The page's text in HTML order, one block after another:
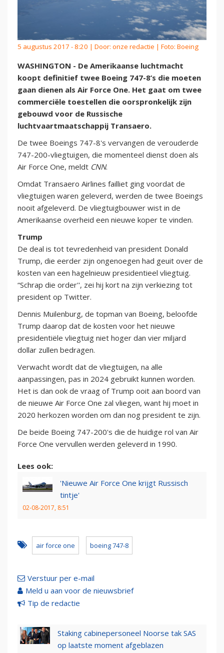
5 augustus 2017 - 8:20 | Door: onze redactie | Foto: Boeing
WASHINGTON - De Amerikaanse luchtmacht
koopt definitief twee Boeing 747-8’s die moeten
gaan dienen als Air Force One. Het gaat om twee
commerciële toestellen die oorspronkelijk zijn
gebouwd voor de Russische
luchtvaartmaatschappij Transaero.
De twee Boeings 747-8's vervangen de verouderde
747-200-vliegtuigen, die momenteel dienst doen als
Air Force One, meldt CNN.
Omdat Transaero Airlines failliet ging voordat de
vliegtuigen waren geleverd, werden de twee Boeings
nooit afgeleverd. De vliegtuigbouwer wist in de
Amerikaanse overheid een nieuwe koper te vinden.
Trump
De deal is tot tevredenheid van president Donald
Trump, die eerder zijn ongenoegen had geuit over de
kosten van een hagelnieuw presidentieel vliegtuig.
“Schrap die order'', zei hij kort na zijn verkiezing tot
president op Twitter.
Dennis Muilenburg, de topman van Boeing, beloofde
Trump daarop dat de kosten voor het nieuwe
presidentiële vliegtuig niet hoger dan vier miljard
dollar zullen bedragen.
Verwacht wordt dat de vliegtuigen, na alle
aanpassingen, pas in 2024 gebruikt kunnen worden.
Het is dan ook de vraag of Trump ooit aan boord van
de nieuwe Air Force One zal vliegen, want hij moet in
2020 herkozen worden om dan nog president te zijn.
De beide Boeing 747-200's die de huidige rol van Air
Force One vervullen werden geleverd in 1990.
Lees ook:
'Nieuwe Air Force One krijgt Russisch
tintje'
02-08-2017, 8:51
air force one boeing 747-8
Verstuur per e-mail
Meld u aan voor de nieuwsbrief
Tip de redactie
Staking cabinepersoneel Noorse tak SAS
op laatste moment afgeblazen